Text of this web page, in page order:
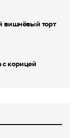
вишнёвый торт
с корицей